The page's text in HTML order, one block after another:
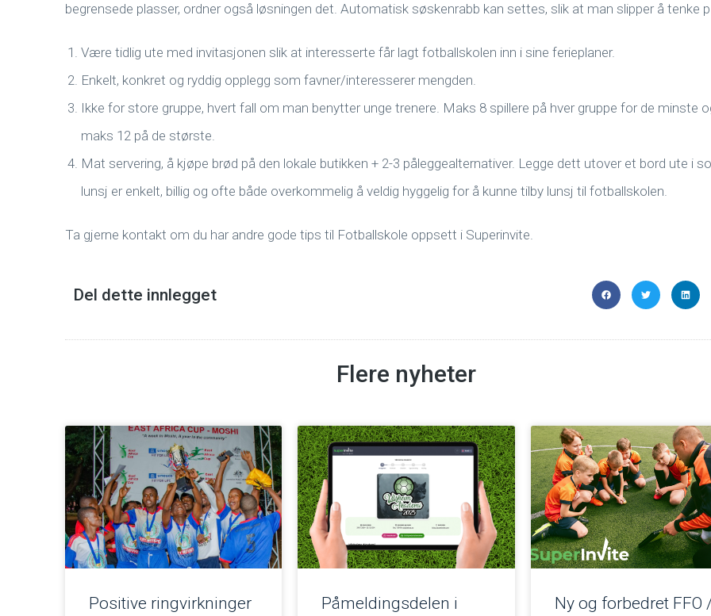
begrensede plasser, ordner også løsningen det. Automatisk søskenrabb kan settes, slik at man slipper å tenke
Være tidlig ute med invitasjonen slik at interesserte får lagt fotballskolen inn i sine ferieplaner.
Enkelt, konkret og ryddig opplegg som favner/interesserer mengden.
Ikke for store gruppe, hvert fall om man benytter unge trenere. Maks 8 spillere på hver gruppe for de minste
maks 12 på de største.
Mat servering, å kjøpe brød på den lokale butikken + 2-3 påleggealternativer. Legge dett utover et bord ute i
lunsj er enkelt, billig og ofte både overkommelig å veldig hyggelig for å kunne tilby lunsj til fotballskolen.
Ta gjerne kontakt om du har andre gode tips til Fotballskole oppsett i Superinvite.
Del dette innlegget
Flere nyheter
Positive ringvirkninger
Påmeldingsdelen i
Ny og forbedret FFO